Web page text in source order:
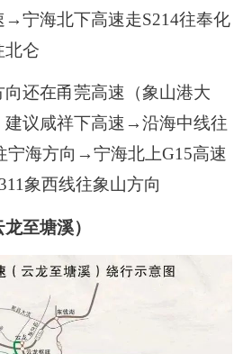
宁海北下高速走S214往奉化
仑
还在甬莞高速（象山港大
建议咸祥下高速→沿海中线往
宁海方向→宁海北上G15高速
象西线往象山方向
至塘溪）